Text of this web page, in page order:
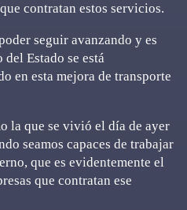
contratan estos servicios.
seguir avanzando y es
Estado se está
en esta mejora de transporte
la que se vivió el día de ayer
seamos capaces de trabajar
que es evidentemente el
que contratan ese